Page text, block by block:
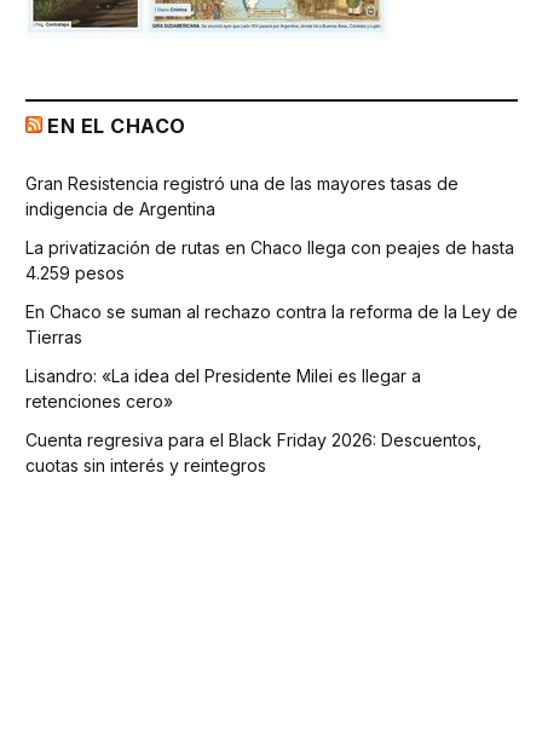
EN EL CHACO
Gran Resistencia registró una de las mayores tasas de
indigencia de Argentina
La privatización de rutas en Chaco llega con peajes de hasta
4.259 pesos
En Chaco se suman al rechazo contra la reforma de la Ley de
Tierras
Lisandro: «La idea del Presidente Milei es llegar a
retenciones cero»
Cuenta regresiva para el Black Friday 2026: Descuentos,
cuotas sin interés y reintegros